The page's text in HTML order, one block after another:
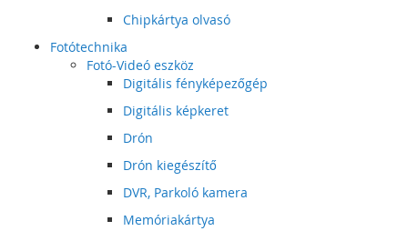
Chipkártya olvasó
Fotótechnika
Fotó-Videó eszköz
Digitális fényképezőgép
Digitális képkeret
Drón
Drón kiegészítő
DVR, Parkoló kamera
Memóriakártya